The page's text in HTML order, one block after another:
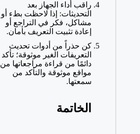
راقب أداء الجهاز بعد
التحديثات: إذا لاحظت بطء أو
مشاكل، فكر في التراجع أو
إعادة تثبيت التعريف بأمان.
كن حذراً من أدوات تحديث
التعريفات الغير موثوقة؛ تأكد
دائمًا من قراءة مراجعاتها من
مواقع موثوقة والتأكد من
سمعتها.
الخاتمة